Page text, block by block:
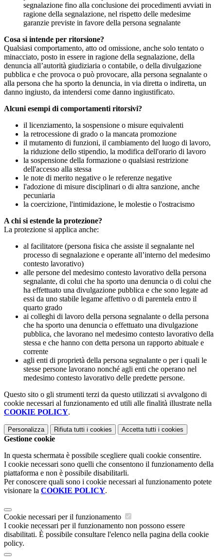
segnalazione fino alla conclusione dei procedimenti avviati in
ragione della segnalazione, nel rispetto delle medesime
garanzie previste in favore della persona segnalante
Cosa si intende per ritorsione?
Qualsiasi comportamento, atto od omissione, anche solo tentato o
minacciato, posto in essere in ragione della segnalazione, della
denuncia all’autorità giudiziaria o contabile, o della divulgazione
pubblica e che provoca o può provocare, alla persona segnalante o
alla persona che ha sporto la denuncia, in via diretta o indiretta, un
danno ingiusto, da intendersi come danno ingiustificato.
Alcuni esempi di comportamenti ritorsivi?
il licenziamento, la sospensione o misure equivalenti
la retrocessione di grado o la mancata promozione
il mutamento di funzioni, il cambiamento del luogo di lavoro,
la riduzione dello stipendio, la modifica dell'orario di lavoro
la sospensione della formazione o qualsiasi restrizione
dell'accesso alla stessa
le note di merito negative o le referenze negative
l'adozione di misure disciplinari o di altra sanzione, anche
pecuniaria
la coercizione, l'intimidazione, le molestie o l'ostracismo
A chi si estende la protezione?
La protezione si applica anche:
al facilitatore (persona fisica che assiste il segnalante nel
processo di segnalazione e operante all’interno del medesimo
contesto lavorativo)
alle persone del medesimo contesto lavorativo della persona
segnalante, di colui che ha sporto una denuncia o di colui che
ha effettuato una divulgazione pubblica e che sono legate ad
essi da uno stabile legame affettivo o di parentela entro il
quarto grado
ai colleghi di lavoro della persona segnalante o della persona
che ha sporto una denuncia o effettuato una divulgazione
pubblica, che lavorano nel medesimo contesto lavorativo della
stessa e che hanno con detta persona un rapporto abituale e
corrente
agli enti di proprietà della persona segnalante o per i quali le
stesse persone lavorano nonché agli enti che operano nel
medesimo contesto lavorativo delle predette persone.
Questo sito o gli strumenti terzi da questo utilizzati si avvalgono di
cookie necessari al funzionamento ed utili alle finalità illustrate nella
COOKIE POLICY.
Personalizza Rifiuta tutti i cookies Accetta tutti i cookies
Gestione cookie
In questa schermata è possibile scegliere quali cookie consentire.
I cookie necessari sono quelli che consentono il funzionamento della
piattaforma e non è possibile disabilitarli.
Per conoscere quali sono i cookie necessari al funzionamento potete
visionare la COOKIE POLICY.
Cookie necessari per il funzionamento
I cookie necessari per il funzionamento non possono essere
disabilitati. È possibile consultare l'elenco nella pagina della cookie
policy.